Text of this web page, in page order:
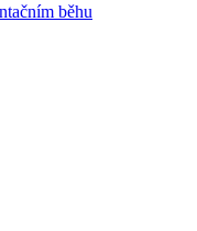
běhu